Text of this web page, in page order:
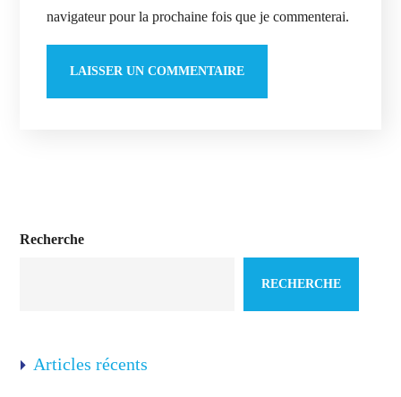
navigateur pour la prochaine fois que je commenterai.
Recherche
RECHERCHE
Articles récents